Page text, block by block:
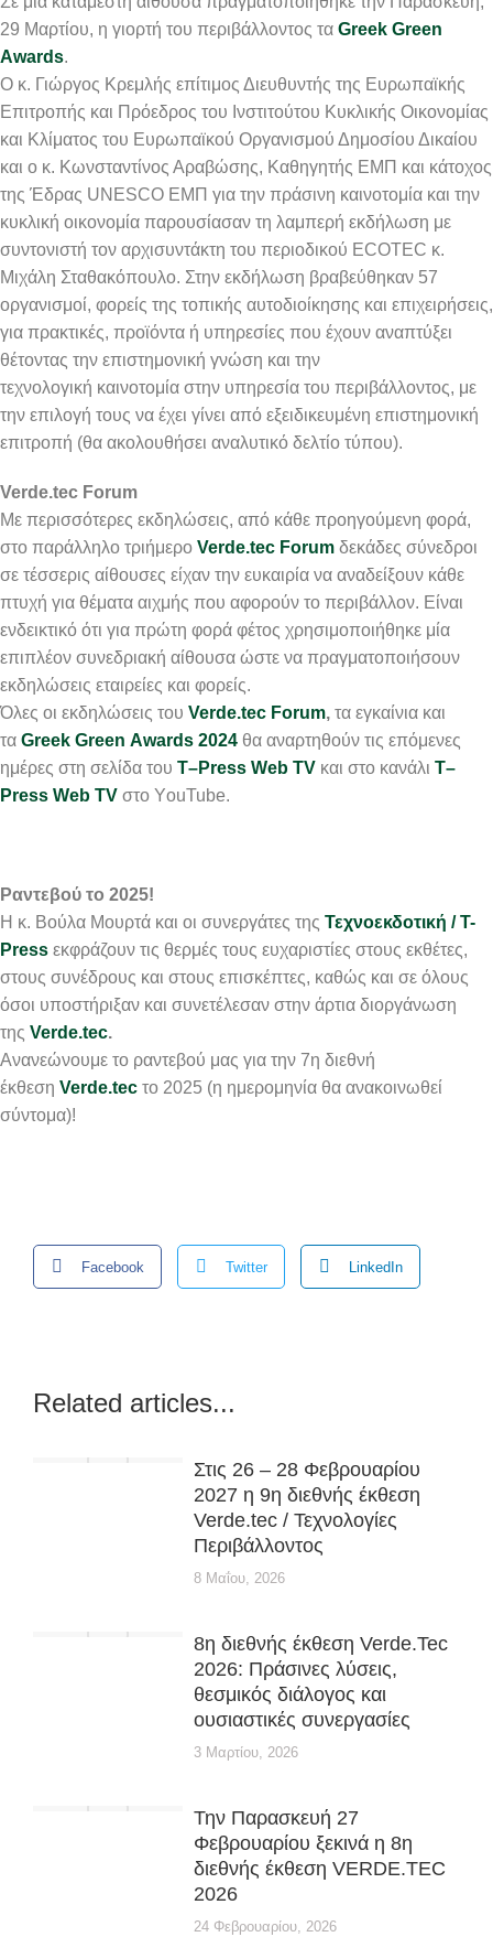
29 Μαρτίου, η γιορτή του περιβάλλοντος τα Greek Green
Awards.
Ο κ. Γιώργος Κρεμλής επίτιμος Διευθυντής της Ευρωπαϊκής
Επιτροπής και Πρόεδρος του Ινστιτούτου Κυκλικής Οικονομίας
και Κλίματος του Ευρωπαϊκού Οργανισμού Δημοσίου Δικαίου
και ο κ. Κωνσταντίνος Αραβώσης, Καθηγητής ΕΜΠ και κάτοχος
της Έδρας UNESCO ΕΜΠ για την πράσινη καινοτομία και την
κυκλική οικονομία παρουσίασαν τη λαμπερή εκδήλωση με
συντονιστή τον αρχισυντάκτη του περιοδικού ECOTEC κ.
Μιχάλη Σταθακόπουλο. Στην εκδήλωση βραβεύθηκαν 57
οργανισμοί, φορείς της τοπικής αυτοδιοίκησης και επιχειρήσεις,
για πρακτικές, προϊόντα ή υπηρεσίες που έχουν αναπτύξει
θέτοντας την επιστημονική γνώση και την
τεχνολογική καινοτομία στην υπηρεσία του περιβάλλοντος, με
την επιλογή τους να έχει γίνει από εξειδικευμένη επιστημονική
επιτροπή (θα ακολουθήσει αναλυτικό δελτίο τύπου).
Verde.tec Forum
Με περισσότερες εκδηλώσεις, από κάθε προηγούμενη φορά,
στο παράλληλο τριήμερο Verde.tec Forum δεκάδες σύνεδροι
σε τέσσερις αίθουσες είχαν την ευκαιρία να αναδείξουν κάθε
πτυχή για θέματα αιχμής που αφορούν το περιβάλλον. Είναι
ενδεικτικό ότι για πρώτη φορά φέτος χρησιμοποιήθηκε μία
επιπλέον συνεδριακή αίθουσα ώστε να πραγματοποιήσουν
εκδηλώσεις εταιρείες και φορείς.
Όλες οι εκδηλώσεις του Verde.tec Forum, τα εγκαίνια και
τα Greek Green Awards 2024 θα αναρτηθούν τις επόμενες
ημέρες στη σελίδα του T–Press Web TV και στο κανάλι T–
Press Web TV στο ΥouTube.
Ραντεβού το 2025!
Η κ. Βούλα Μουρτά και οι συνεργάτες της Τεχνοεκδοτική / T-
Press εκφράζουν τις θερμές τους ευχαριστίες στους εκθέτες,
στους συνέδρους και στους επισκέπτες, καθώς και σε όλους
όσοι υποστήριξαν και συνετέλεσαν στην άρτια διοργάνωση
της Verde.tec.
Ανανεώνουμε το ραντεβού μας για την 7η διεθνή
έκθεση Verde.tec το 2025 (η ημερομηνία θα ανακοινωθεί
σύντομα)!
Facebook Twitter LinkedIn
Related articles...
Στις 26 – 28 Φεβρουαρίου
2027 η 9η διεθνής έκθεση
Verde.tec / Τεχνολογίες
Περιβάλλοντος
8 Μαΐου, 2026
8η διεθνής έκθεση Verde.Tec
2026: Πράσινες λύσεις,
θεσμικός διάλογος και
ουσιαστικές συνεργασίες
3 Μαρτίου, 2026
Την Παρασκευή 27
Φεβρουαρίου ξεκινά η 8η
διεθνής έκθεση VERDE.TEC
2026
24 Φεβρουαρίου, 2026